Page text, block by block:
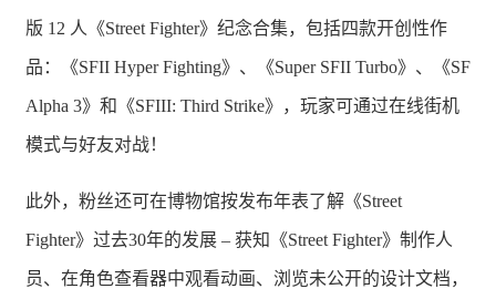
版 12 人《Street Fighter》纪念合集，包括四款开创性作
品：《SFII Hyper Fighting》、《Super SFII Turbo》、《SF
Alpha 3》和《SFIII: Third Strike》，玩家可通过在线街机
模式与好友对战！
此外，粉丝还可在博物馆按发布年表了解《Street
Fighter》过去30年的发展 – 获知《Street Fighter》制作人
员、在角色查看器中观看动画、浏览未公开的设计文档，